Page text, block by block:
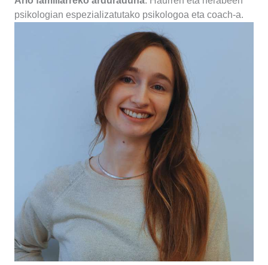
psikologian espezializatutako psikologoa eta coach-a.